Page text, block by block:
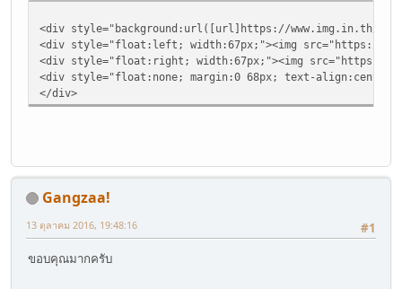
<div style="background:url([url]https://www.img.in.th/
<div style="float:left; width:67px;"><img src="https://
<div style="float:right; width:67px;"><img src="https://
<div style="float:none; margin:0 68px; text-align:center
</div>
Gangzaa!
#1
13 ตุลาคม 2016, 19:48:16
ขอบคุณมากครับ